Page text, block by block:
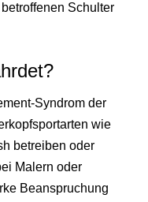
Schulter
Syndrom der
wie
betreiben oder
Malern oder
Beanspruchung